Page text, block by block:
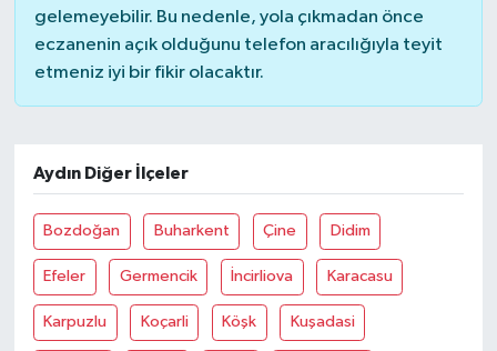
gelemeyebilir. Bu nedenle, yola çıkmadan önce
eczanenin açık olduğunu telefon aracılığıyla teyit
etmeniz iyi bir fikir olacaktır.
Aydın Diğer İlçeler
Bozdoğan Buharkent Çine Didim
Efeler Germencik İncirliova Karacasu
Karpuzlu Koçarli Köşk Kuşadasi